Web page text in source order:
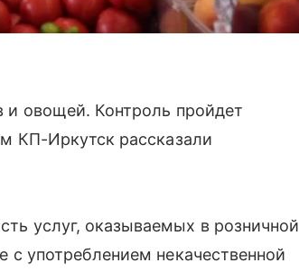
и овощей. Контроль пройдет
КП-Иркутск рассказали
услуг, оказываемых в розничной
с употреблением некачественной